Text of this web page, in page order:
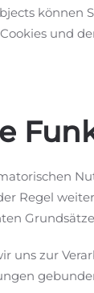
können
und
Regel
uns zur